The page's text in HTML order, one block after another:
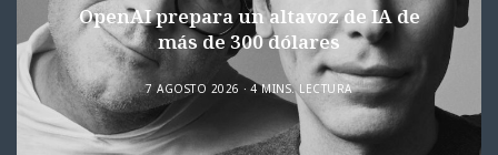
OpenAI prepara un altavoz de IA de
más de 300 dólares
7 AGOSTO 2026 4 MINS. LECTURA